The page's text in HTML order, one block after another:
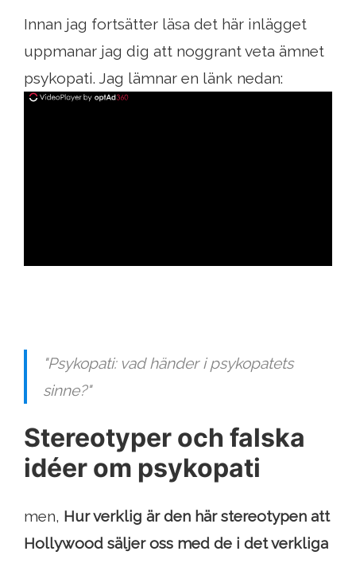
Innan jag fortsätter läsa det här inlägget
uppmanar jag dig att noggrant veta ämnet
psykopati. Jag lämnar en länk nedan:
"Psykopati: vad händer i psykopatets
sinne?"
Stereotyper och falska
idéer om psykopati
men, Hur verklig är den här stereotypen att
Hollywood säljer oss med de i det verkliga